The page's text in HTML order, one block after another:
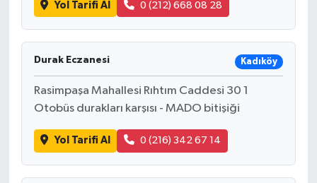
Yol Tarifi Al 0 (212) 668 08 28
Durak Eczanesi Kadıköy
Rasimpaşa Mahallesi Rıhtım Caddesi 30 1
Otobüs durakları karşısı - MADO bitişiği
Yol Tarifi Al 0 (216) 342 67 14